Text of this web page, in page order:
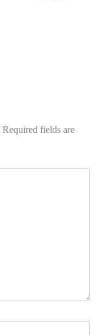
Required fields are